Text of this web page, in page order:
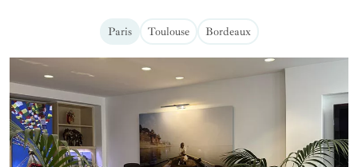
Paris Toulouse Bordeaux